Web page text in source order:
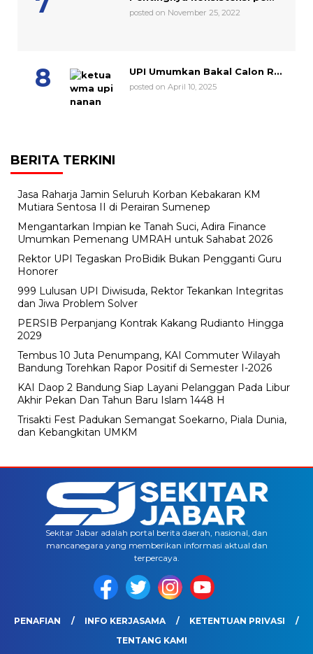
posted on November 25, 2022
UPI Umumkan Bakal Calon R...
posted on April 10, 2025
BERITA TERKINI
Jasa Raharja Jamin Seluruh Korban Kebakaran KM
Mutiara Sentosa II di Perairan Sumenep
Mengantarkan Impian ke Tanah Suci, Adira Finance
Umumkan Pemenang UMRAH untuk Sahabat 2026
Rektor UPI Tegaskan ProBidik Bukan Pengganti Guru
Honorer
999 Lulusan UPI Diwisuda, Rektor Tekankan Integritas
dan Jiwa Problem Solver
PERSIB Perpanjang Kontrak Kakang Rudianto Hingga
2029
Tembus 10 Juta Penumpang, KAI Commuter Wilayah
Bandung Torehkan Rapor Positif di Semester I-2026
KAI Daop 2 Bandung Siap Layani Pelanggan Pada Libur
Akhir Pekan Dan Tahun Baru Islam 1448 H
Trisakti Fest Padukan Semangat Soekarno, Piala Dunia,
dan Kebangkitan UMKM
Sekitar Jabar adalah portal berita daerah, nasional, dan
mancanegara yang memberikan informasi aktual dan
terpercaya.
PENAFIAN INFO KERJASAMA
KETENTUAN PRIVASI
TENTANG KAMI